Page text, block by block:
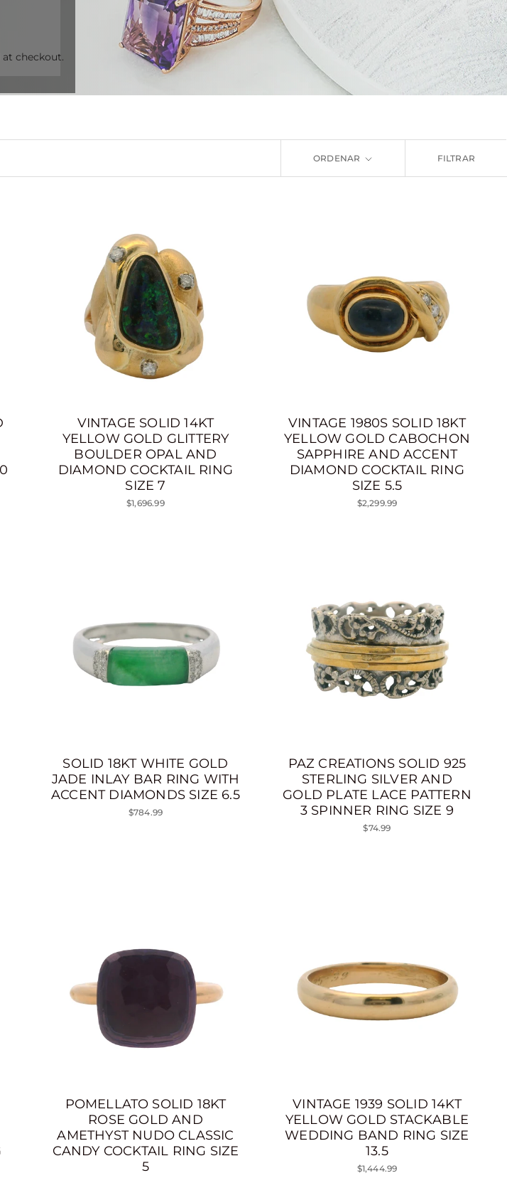
FILTRAR
ORDENAR
VINTAGE SOLID 14KT
YELLOW GOLD GLITTERY
BOULDER OPAL AND
DIAMOND COCKTAIL RING
SIZE 7
$1,696.99
VINTAGE 1980S SOLID 18KT
YELLOW GOLD CABOCHON
SAPPHIRE AND ACCENT
DIAMOND COCKTAIL RING
SIZE 5.5
$2,299.99
SOLID 18KT WHITE GOLD
JADE INLAY BAR RING WITH
ACCENT DIAMONDS SIZE 6.5
$784.99
PAZ CREATIONS SOLID 925
STERLING SILVER AND
GOLD PLATE LACE PATTERN
3 SPINNER RING SIZE 9
$74.99
POMELLATO SOLID 18KT
ROSE GOLD AND
AMETHYST NUDO CLASSIC
CANDY COCKTAIL RING SIZE
5
VINTAGE 1939 SOLID 14KT
YELLOW GOLD STACKABLE
WEDDING BAND RING SIZE
13.5
$1,444.99
checkout.